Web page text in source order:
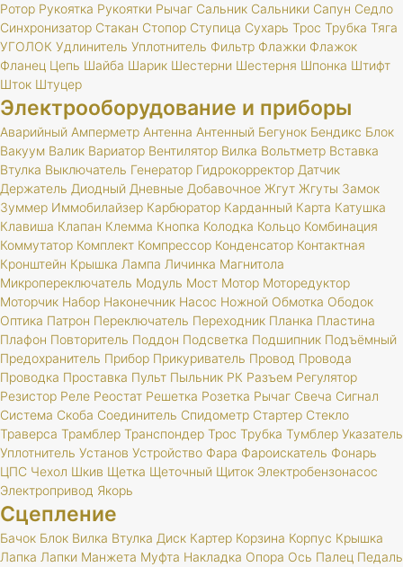
Ротор Рукоятка Рукоятки Рычаг Сальник Сальники Сапун Седло
Синхронизатор Стакан Стопор Ступица Сухарь Трос Трубка Тяга
УГОЛОК Удлинитель Уплотнитель Фильтр Флажки Флажок
Фланец Цепь Шайба Шарик Шестерни Шестерня Шпонка Штифт
Шток Штуцер
Электрооборудование и приборы
Аварийный Амперметр Антенна Антенный Бегунок Бендикс Блок
Вакуум Валик Вариатор Вентилятор Вилка Вольтметр Вставка
Втулка Выключатель Генератор Гидрокорректор Датчик
Держатель Диодный Дневные Добавочное Жгут Жгуты Замок
Зуммер Иммобилайзер Карбюратор Карданный Карта Катушка
Клавиша Клапан Клемма Кнопка Колодка Кольцо Комбинация
Коммутатор Комплект Компрессор Конденсатор Контактная
Кронштейн Крышка Лампа Личинка Магнитола
Микропереключатель Модуль Мост Мотор Моторедуктор
Моторчик Набор Наконечник Насос Ножной Обмотка Ободок
Оптика Патрон Переключатель Переходник Планка Пластина
Плафон Повторитель Поддон Подсветка Подшипник Подъёмный
Предохранитель Прибор Прикуриватель Провод Провода
Проводка Проставка Пульт Пыльник РК Разъем Регулятор
Резистор Реле Реостат Решетка Розетка Рычаг Свеча Сигнал
Система Скоба Соединитель Спидометр Стартер Стекло
Траверса Трамблер Транспондер Трос Трубка Тумблер Указатель
Уплотнитель Установ Устройство Фара Фароискатель Фонарь
ЦПС Чехол Шкив Щетка Щеточный Щиток Электробензонасос
Электропривод Якорь
Сцепление
Бачок Блок Вилка Втулка Диск Картер Корзина Корпус Крышка
Лапка Лапки Манжета Муфта Накладка Опора Ось Палец Педаль